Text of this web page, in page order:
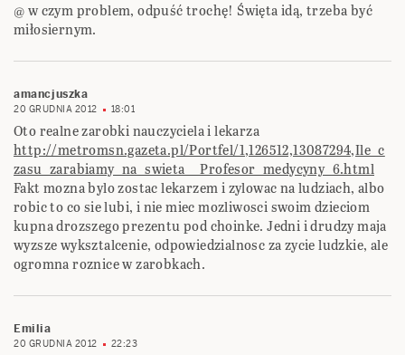
@ w czym problem, odpuść trochę! Święta idą, trzeba być
miłosiernym.
amancjuszka
20 GRUDNIA 2012 18:01
Oto realne zarobki nauczyciela i lekarza
http://metromsn.gazeta.pl/Portfel/1,126512,13087294,Ile_c
zasu_zarabiamy_na_swieta__Profesor_medycyny_6.html
Fakt mozna bylo zostac lekarzem i zylowac na ludziach, albo
robic to co sie lubi, i nie miec mozliwosci swoim dzieciom
kupna drozszego prezentu pod choinke. Jedni i drudzy maja
wyzsze wyksztalcenie, odpowiedzialnosc za zycie ludzkie, ale
ogromna roznice w zarobkach.
Emilia
20 GRUDNIA 2012 22:23